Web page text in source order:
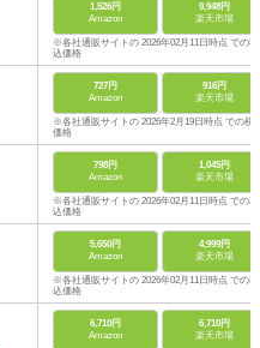
1,526円
Amazon
9,948円
楽天市場
※各社通販サイトの 2026年02月11日時点 での税
込価格
727円
Amazon
916円
楽天市場
※各社通販サイトの 2026年2月19日時点 での税
価格
798円
Amazon
1,045円
楽天市場
※各社通販サイトの 2026年02月11日時点 での税
込価格
5,650円
Amazon
4,999円
楽天市場
※各社通販サイトの 2026年02月11日時点 での税
込価格
6,710円
Amazon
6,710円
楽天市場